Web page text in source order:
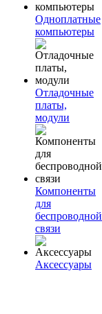
Одноплатные
компьютеры
Отладочные
платы,
модули
Компоненты
для
беспроводной
связи
Аксессуары